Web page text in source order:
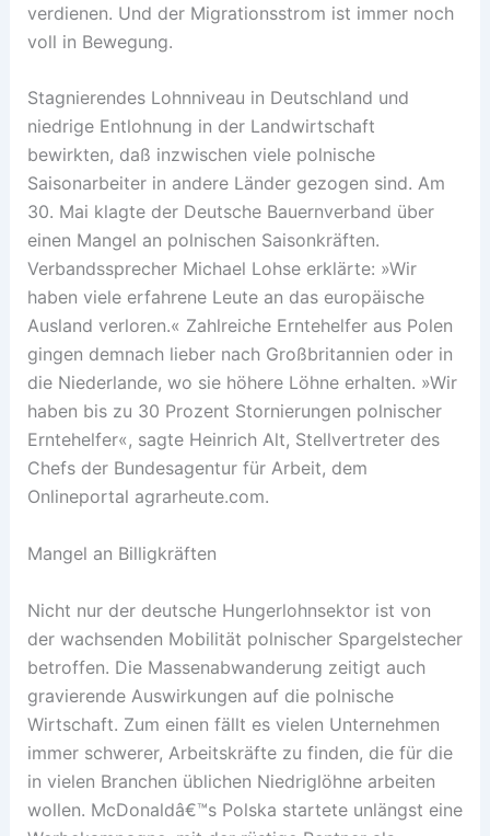
verdienen. Und der Migrationsstrom ist immer noch
voll in Bewegung.
Stagnierendes Lohnniveau in Deutschland und
niedrige Entlohnung in der Landwirtschaft
bewirkten, daß inzwischen viele polnische
Saisonarbeiter in andere Länder gezogen sind. Am
30. Mai klagte der Deutsche Bauernverband über
einen Mangel an polnischen Saisonkräften.
Verbandssprecher Michael Lohse erklärte: »Wir
haben viele erfahrene Leute an das europäische
Ausland verloren.« Zahlreiche Erntehelfer aus Polen
gingen demnach lieber nach Großbritannien oder in
die Niederlande, wo sie höhere Löhne erhalten. »Wir
haben bis zu 30 Prozent Stornierungen polnischer
Erntehelfer«, sagte Heinrich Alt, Stellvertreter des
Chefs der Bundesagentur für Arbeit, dem
Onlineportal agrarheute.com.
Mangel an Billigkräften
Nicht nur der deutsche Hungerlohnsektor ist von
der wachsenden Mobilität polnischer Spargelstecher
betroffen. Die Massenabwanderung zeitigt auch
gravierende Auswirkungen auf die polnische
Wirtschaft. Zum einen fällt es vielen Unternehmen
immer schwerer, Arbeitskräfte zu finden, die für die
in vielen Branchen üblichen Niedriglöhne arbeiten
wollen. McDonaldâ€™s Polska startete unlängst eine